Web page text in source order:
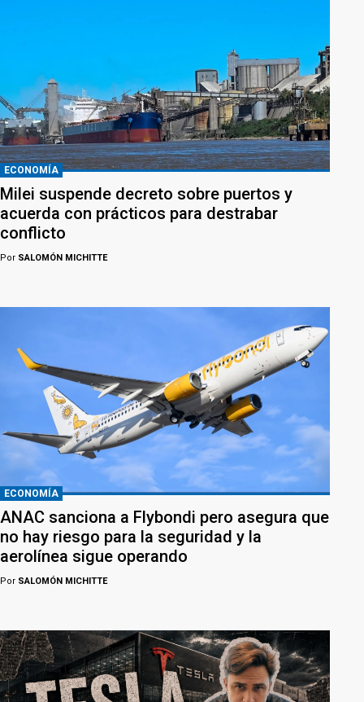
ECONOMÍA
Milei suspende decreto sobre puertos y
acuerda con prácticos para destrabar
conflicto
Por SALOMÓN MICHITTE
ECONOMÍA
ANAC sanciona a Flybondi pero asegura que
no hay riesgo para la seguridad y la
aerolínea sigue operando
Por SALOMÓN MICHITTE